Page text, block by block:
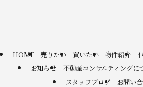
HOME 売りたい 買いたい 物件紹介
お知らせ
不動産コンサルティングに
スタッフブログ
お問い